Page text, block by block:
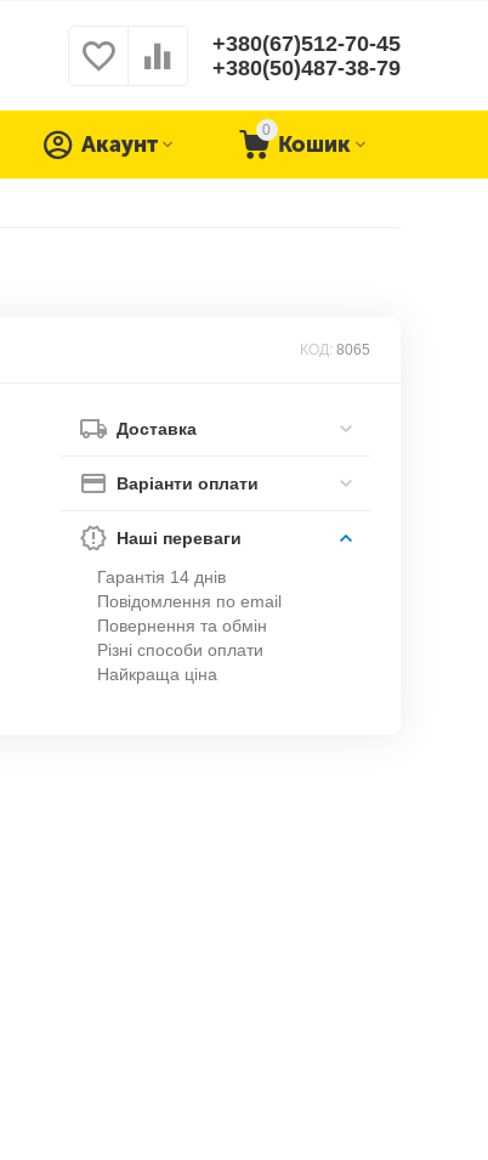
+380(67)512-70-45
+380(50)487-38-79
0
Кошик
Акаунт
КОД: 8065
Доставка
Варіанти оплати
Наші переваги
Гарантія 14 днів
Повідомлення по email
Повернення та обмін
Різні способи оплати
Найкраща ціна